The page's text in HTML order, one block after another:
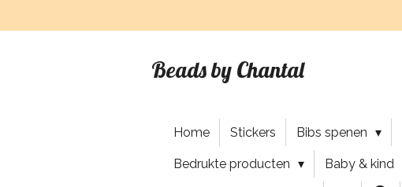
direct
Beads by Chantal
Home Stickers Bibs spenen
Bedrukte producten Baby & kind